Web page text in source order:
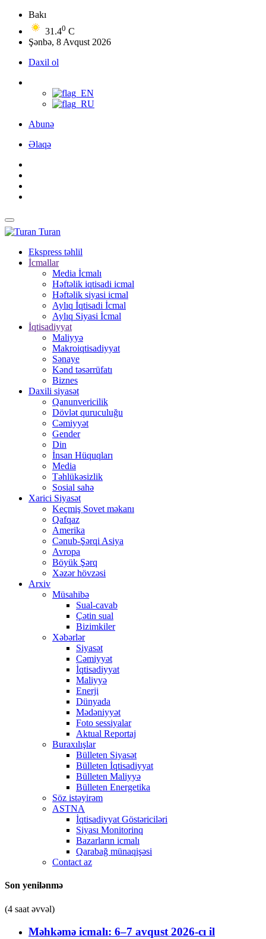
Bakı
31.40 C
Şənbə, 8 Avqust 2026
Daxil ol
Abunə
Əlaqə
Turan
Ekspress təhlil
İcmallar
Media İcmalı
Həftəlik iqtisadi icmal
Həftəlik siyasi icmal
Aylıq İqtisadi İcmal
Aylıq Siyasi İcmal
İqtisadiyyat
Maliyyə
Makroiqtisadiyyat
Sənaye
Kənd təsərrüfatı
Biznes
Daxili siyasət
Qanunvericilik
Dövlət quruculuğu
Cəmiyyət
Gender
Din
İnsan Hüquqları
Media
Təhlükəsizlik
Sosial sahə
Xarici Siyasət
Keçmiş Sovet məkanı
Qafqaz
Amerika
Cənub-Şərqi Asiya
Avropa
Böyük Şərq
Xəzər hövzəsi
Arxiv
Müsahibə
Sual-cavab
Çətin sual
Bizimkiler
Xəbərlər
Siyasət
Cəmiyyət
İqtisadiyyat
Maliyyə
Enerji
Dünyada
Mədəniyyət
Foto sessiyalar
Aktual Reportaj
Buraxılışlar
Bülleten Siyasət
Bülleten İqtisadiyyat
Bülleten Maliyyə
Bülleten Energetika
Söz istəyirəm
ASTNA
İqtisadiyyat Göstəriciləri
Siyası Monitorinq
Bazarların icmalı
Qarabağ münaqişəsi
Contact az
Son yenilənmə
(4 saat əvvəl)
Məhkəmə icmalı: 6–7 avqust 2026-cı il